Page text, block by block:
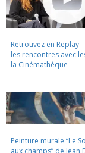
Retrouvez en Replay
les rencontres avec
la Cinémathèque
Peinture murale “Le
aux champs” de Jean